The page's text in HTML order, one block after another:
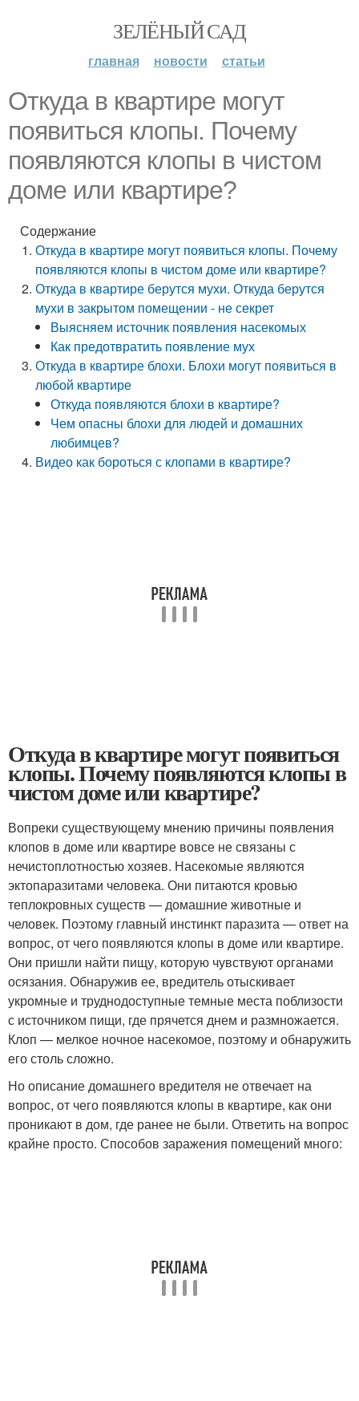
ЗЕЛЁНЫЙ САД
главная новости статьи
Откуда в квартире могут
появиться клопы. Почему
появляются клопы в чистом
доме или квартире?
Содержание
Откуда в квартире могут появиться клопы. Почему
появляются клопы в чистом доме или квартире?
Откуда в квартире берутся мухи. Откуда берутся
мухи в закрытом помещении - не секрет
Выясняем источник появления насекомых
Как предотвратить появление мух
Откуда в квартире блохи. Блохи могут появиться в
любой квартире
Откуда появляются блохи в квартире?
Чем опасны блохи для людей и домашних
любимцев?
Видео как бороться с клопами в квартире?
Откуда в квартире могут появиться
клопы. Почему появляются клопы в
чистом доме или квартире?
Вопреки существующему мнению причины появления
клопов в доме или квартире вовсе не связаны с
нечистоплотностью хозяев. Насекомые являются
эктопаразитами человека. Они питаются кровью
теплокровных существ — домашние животные и
человек. Поэтому главный инстинкт паразита — ответ на
вопрос, от чего появляются клопы в доме или квартире.
Они пришли найти пищу, которую чувствуют органами
осязания. Обнаружив ее, вредитель отыскивает
укромные и труднодоступные темные места поблизости
с источником пищи, где прячется днем и размножается.
Клоп — мелкое ночное насекомое, поэтому и обнаружить
его столь сложно.
Но описание домашнего вредителя не отвечает на
вопрос, от чего появляются клопы в квартире, как они
проникают в дом, где ранее не были. Ответить на вопрос
крайне просто. Способов заражения помещений много: